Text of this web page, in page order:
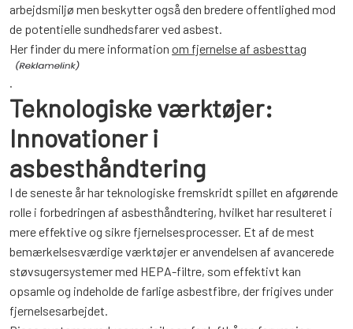
arbejdsmiljø men beskytter også den bredere offentlighed mod
de potentielle sundhedsfarer ved asbest.
Her finder du mere information om fjernelse af asbesttag
Teknologiske værktøjer:
Innovationer i
asbesthåndtering
I de seneste år har teknologiske fremskridt spillet en afgørende
rolle i forbedringen af asbesthåndtering, hvilket har resulteret i
mere effektive og sikre fjernelsesprocesser. Et af de mest
bemærkelsesværdige værktøjer er anvendelsen af avancerede
støvsugersystemer med HEPA-filtre, som effektivt kan
opsamle og indeholde de farlige asbestfibre, der frigives under
fjernelsesarbejdet.